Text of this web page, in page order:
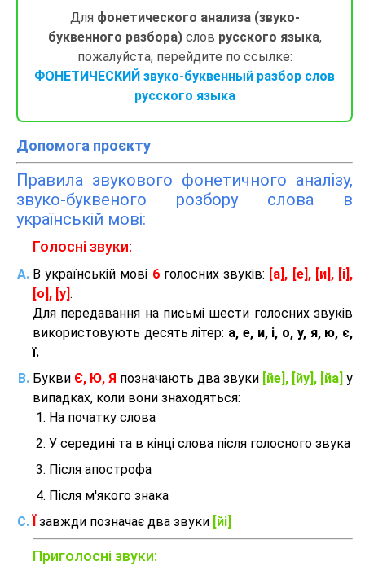
Для фонетического анализа (звуко-
буквенного разбора)слов русского языка,
пожалуйста, перейдите по ссылке:
ФОНЕТИЧЕСКИЙ звуко-буквенный разбор слов
русского языка
Допомога проєкту
Правила звукового фонетичного аналізу,
звуко-буквеного розбору слова в
українській мові:
Голосні звуки:
В українській мові 6голосних звуків:
[а], [е], [и], [і],
[о], [у] .
Для передавання на письмі шести голосних звуків
використовують десять літер: а, е, и, і, о, у, я, ю, є,
ї.
Букви Є, Ю, Я позначають два звуки [йе], [йу], [йа] у
випадках, коли вони знаходяться:
На початку слова
У середині та в кінці слова після голосного звука
Після апострофа
Після м'якого знака
завжди позначає два звуки [йі]
Приголосні звуки: